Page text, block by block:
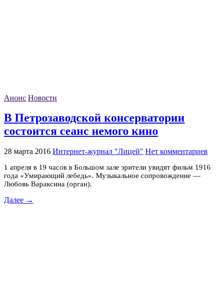
Анонс Новости
В Петрозаводской консерватории
состоится сеанс немого кино
28 марта 2016 Интернет-журнал "Лицей" Нет комментариев
1 апреля в 19 часов в Большом зале зрители увидят фильм 1916
года «Умирающий лебедь». Музыкальное сопровождение —
Любовь Вараксина (орган).
Далее →